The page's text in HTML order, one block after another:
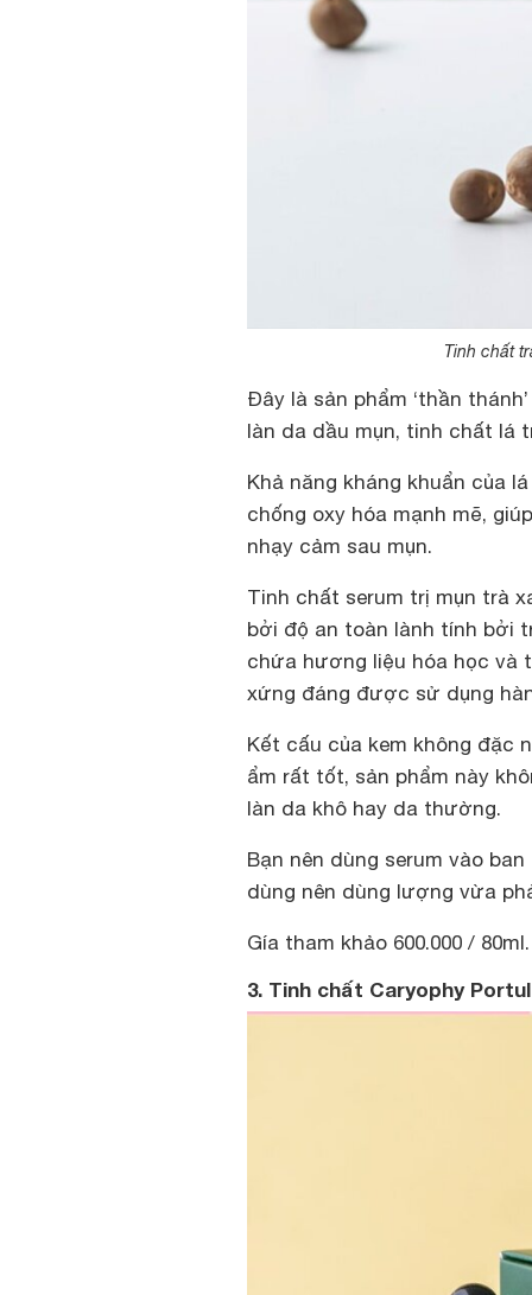
Tinh chất
Đây là sản phẩm ‘thần
làn da dầu mụn, tinh chất lá
Khả năng kháng khuẩn của
chống oxy hóa mạnh mẽ,
nhạy cảm sau mụn.
Tinh chất serum trị mụn trà
bởi độ an toàn lành tính bởi
chứa hương liệu hóa học và
xứng đáng được sử dụng
Kết cấu của kem không đặc
ẩm rất tốt, sản phẩm này
làn da khô hay da thường.
Bạn nên dùng serum vào
dùng nên dùng lượng vừa
Gía tham khảo 600.000 / 80ml.
3. Tinh chất Caryophy